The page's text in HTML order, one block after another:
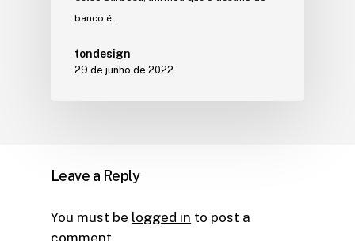
banco é…
tondesign
29 de junho de 2022
Leave a Reply
You must be logged in to post a
comment.